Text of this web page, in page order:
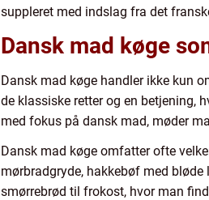
suppleret med indslag fra det
Dansk mad køge
Dansk mad køge handler ikke kun
de klassiske retter og en betjening,
med fokus på dansk mad, møder
Dansk mad køge omfatter ofte
mørbradgryde, hakkebøf med
smørrebrød til frokost, hvor man